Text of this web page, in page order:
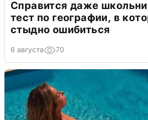
Справится даже
тест по географии, в
стыдно ошибиться
6 августа 70